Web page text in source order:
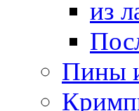
из
Пины